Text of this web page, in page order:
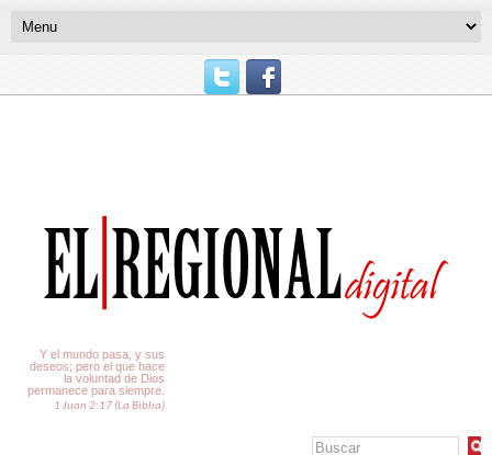
Y el mundo pasa, y sus
deseos; pero el que hace
la voluntad de Dios
permanece para siempre.
1 Juan 2:17 (La Biblia)